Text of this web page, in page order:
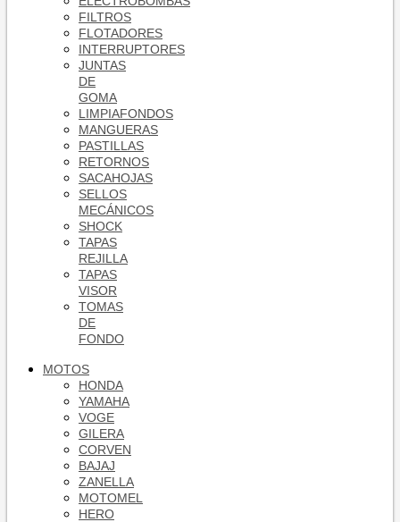
FILTROS
FLOTADORES
INTERRUPTORES
JUNTAS
DE
GOMA
LIMPIAFONDOS
MANGUERAS
PASTILLAS
RETORNOS
SACAHOJAS
SELLOS
MECÁNICOS
SHOCK
TAPAS
REJILLA
TAPAS
VISOR
TOMAS
DE
FONDO
MOTOS
HONDA
YAMAHA
VOGE
GILERA
CORVEN
BAJAJ
ZANELLA
MOTOMEL
HERO